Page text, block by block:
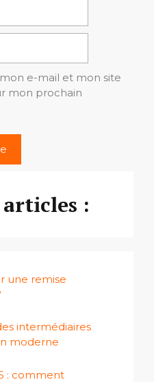
e-mail et mon site
mon prochain
:
une remise
intermédiaires
moderne
: comment